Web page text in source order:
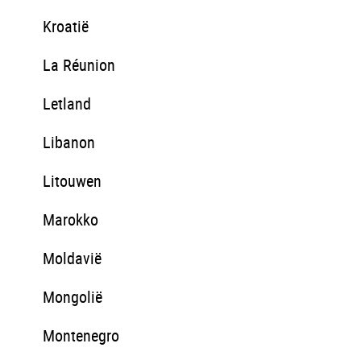
Kroatië
La Réunion
Letland
Libanon
Litouwen
Marokko
Moldavië
Mongolië
Montenegro